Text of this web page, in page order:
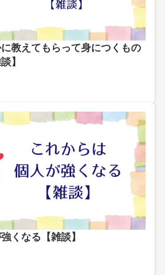
教えてもらって身につくもの
】
くなる【雑談】